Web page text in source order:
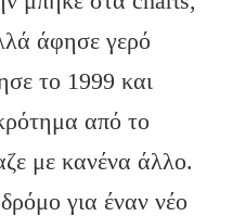
άφησε γερό
το 1999 και
από το
με κανένα άλλο.
για έναν νέο